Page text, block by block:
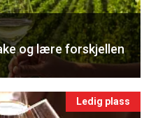
og lære forskjellen
Ledig plass